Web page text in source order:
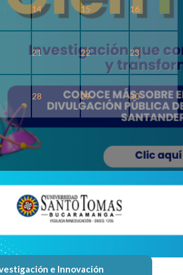
14 15 16
21 22 23
28 29 30
e Innovación